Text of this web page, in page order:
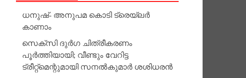
ധനുഷ്- അനുപമ കൊടി ട്രെയ്‌ലര്‍
കാണാം
സെക്‌സി ദുര്‍ഗ ചിത്രീകരണം
പൂര്‍ത്തിയായി; വീണ്ടും വേറിട്ട
ട്രീറ്റ്‌മെന്റുമായി സനല്‍കുമാര്‍ ശശിധരന്‍